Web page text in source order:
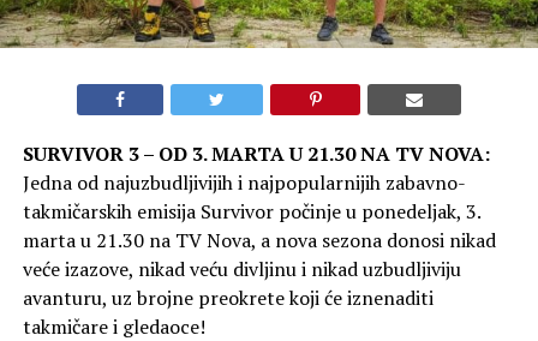
SURVIVOR 3 – OD 3. MARTA U 21.30 NA TV NOVA:
Jedna od najuzbudljivijih i najpopularnijih zabavno-
takmičarskih emisija Survivor počinje u ponedeljak, 3.
marta u 21.30 na TV Nova, a nova sezona donosi nikad
veće izazove, nikad veću divljinu i nikad uzbudljiviju
avanturu, uz brojne preokrete koji će iznenaditi
takmičare i gledaoce!